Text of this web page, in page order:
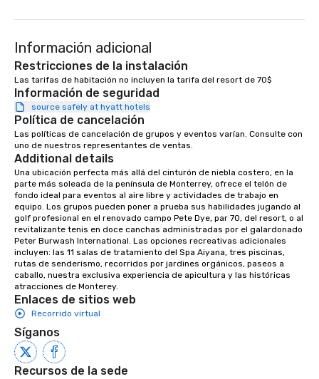
Información adicional
Restricciones de la instalación
Las tarifas de habitación no incluyen la tarifa del resort de 70$
Información de seguridad
source safely at hyatt hotels
Política de cancelación
Las políticas de cancelación de grupos y eventos varían. Consulte con
uno de nuestros representantes de ventas.
Additional details
Una ubicación perfecta más allá del cinturón de niebla costero, en la
parte más soleada de la península de Monterrey, ofrece el telón de
fondo ideal para eventos al aire libre y actividades de trabajo en
equipo. Los grupos pueden poner a prueba sus habilidades jugando al
golf profesional en el renovado campo Pete Dye, par 70, del resort, o al
revitalizante tenis en doce canchas administradas por el galardonado
Peter Burwash International. Las opciones recreativas adicionales
incluyen: las 11 salas de tratamiento del Spa Aiyana, tres piscinas,
rutas de senderismo, recorridos por jardines orgánicos, paseos a
caballo, nuestra exclusiva experiencia de apicultura y las históricas
atracciones de Monterey.
Enlaces de sitios web
Recorrido virtual
Síganos
Recursos de la sede